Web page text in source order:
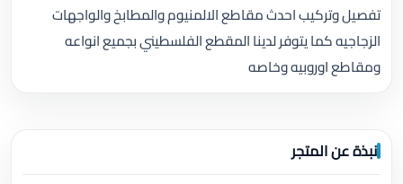
تفصيل وتركيب احدث مقاطع الالمنيوم والمطابخ والواجهات
الزجاجيه كما يتوفر لدينا المقطع الفلسطيني بجميع انواعه
ومقاطع اوروبيه وخاصه
نبذة عن المتجر